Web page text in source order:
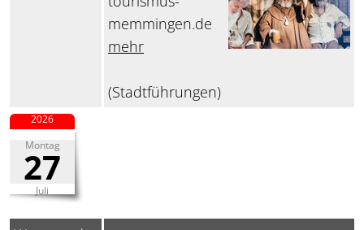
memmingen.de
mehr
(Stadtführungen)
Montag
27
Juli
2026